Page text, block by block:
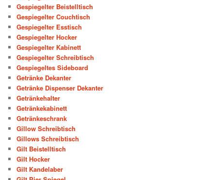
Gespiegelter Beistelltisch
Gespiegelter Couchtisch
Gespiegelter Esstisch
Gespiegelter Hocker
Gespiegelter Kabinett
Gespiegelter Schreibtisch
Gespiegeltes Sideboard
Getränke Dekanter
Getränke Dispenser Dekanter
Getränkehalter
Getränkekabinett
Getränkeschrank
Gillow Schreibtisch
Gillows Schreibtisch
Gilt Beistelltisch
Gilt Hocker
Gilt Kandelaber